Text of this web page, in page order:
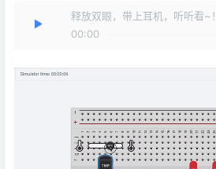
释放双眼，带上耳机，听听看~！
00:00